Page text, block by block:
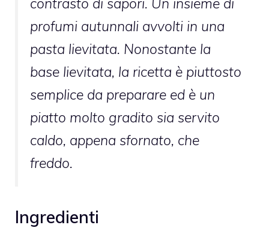
profumi autunnali avvolti in una
pasta lievitata. Nonostante la
base lievitata, la ricetta è piuttosto
semplice da preparare ed è un
piatto molto gradito sia servito
caldo, appena sfornato, che
freddo.
Ingredienti